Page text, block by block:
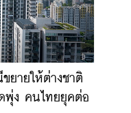
ยายให้ต่างชาติ
พุ่ง คนไทยยุคต่อ